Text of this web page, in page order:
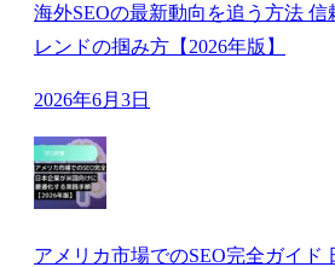
海外SEOの最新動向を追う方法 信
レンドの掴み方【2026年版】
2026年6月3日
アメリカ市場でのSEO完全ガイド